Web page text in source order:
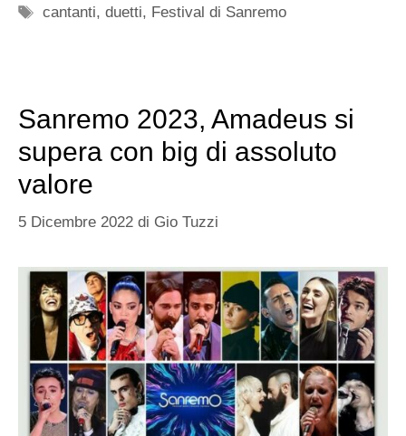
Tag
cantanti,duetti, Festival di Sanremo
Sanremo 2023, Amadeus si
supera con big di assoluto
valore
5 Dicembre 2022 di Gio Tuzzi